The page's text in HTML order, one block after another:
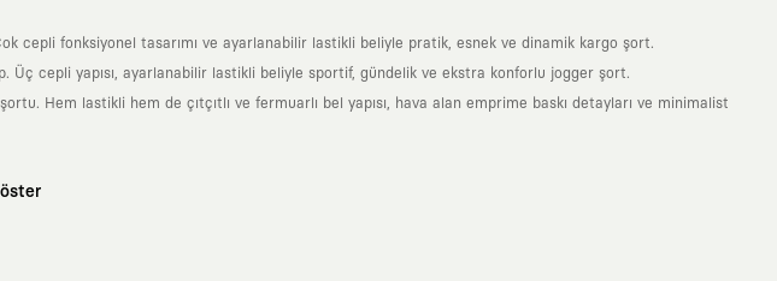
cepli fonksiyonel tasarımı ve ayarlanabilir lastikli beliyle pratik, esnek ve dinamik kargo şort.
Üç cepli yapısı, ayarlanabilir lastikli beliyle sportif, gündelik ve ekstra konforlu jogger şort.
Hem lastikli hem de çıtçıtlı ve fermuarlı bel yapısı, hava alan emprime baskı detayları ve minimalist